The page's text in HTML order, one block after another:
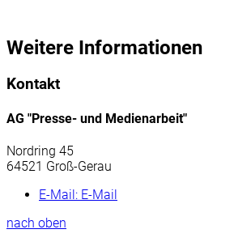
Weitere Informationen
Kontakt
AG "Presse- und Medienarbeit"
Nordring 45
64521 Groß-Gerau
E-Mail: E-Mail
nach oben